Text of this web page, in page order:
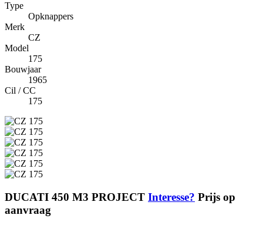
Type
Opknappers
Merk
CZ
Model
175
Bouwjaar
1965
Cil / CC
175
DUCATI 450 M3 PROJECT Interesse? Prijs op
aanvraag